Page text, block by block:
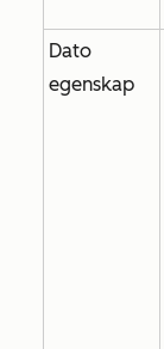
Dato
egenskap